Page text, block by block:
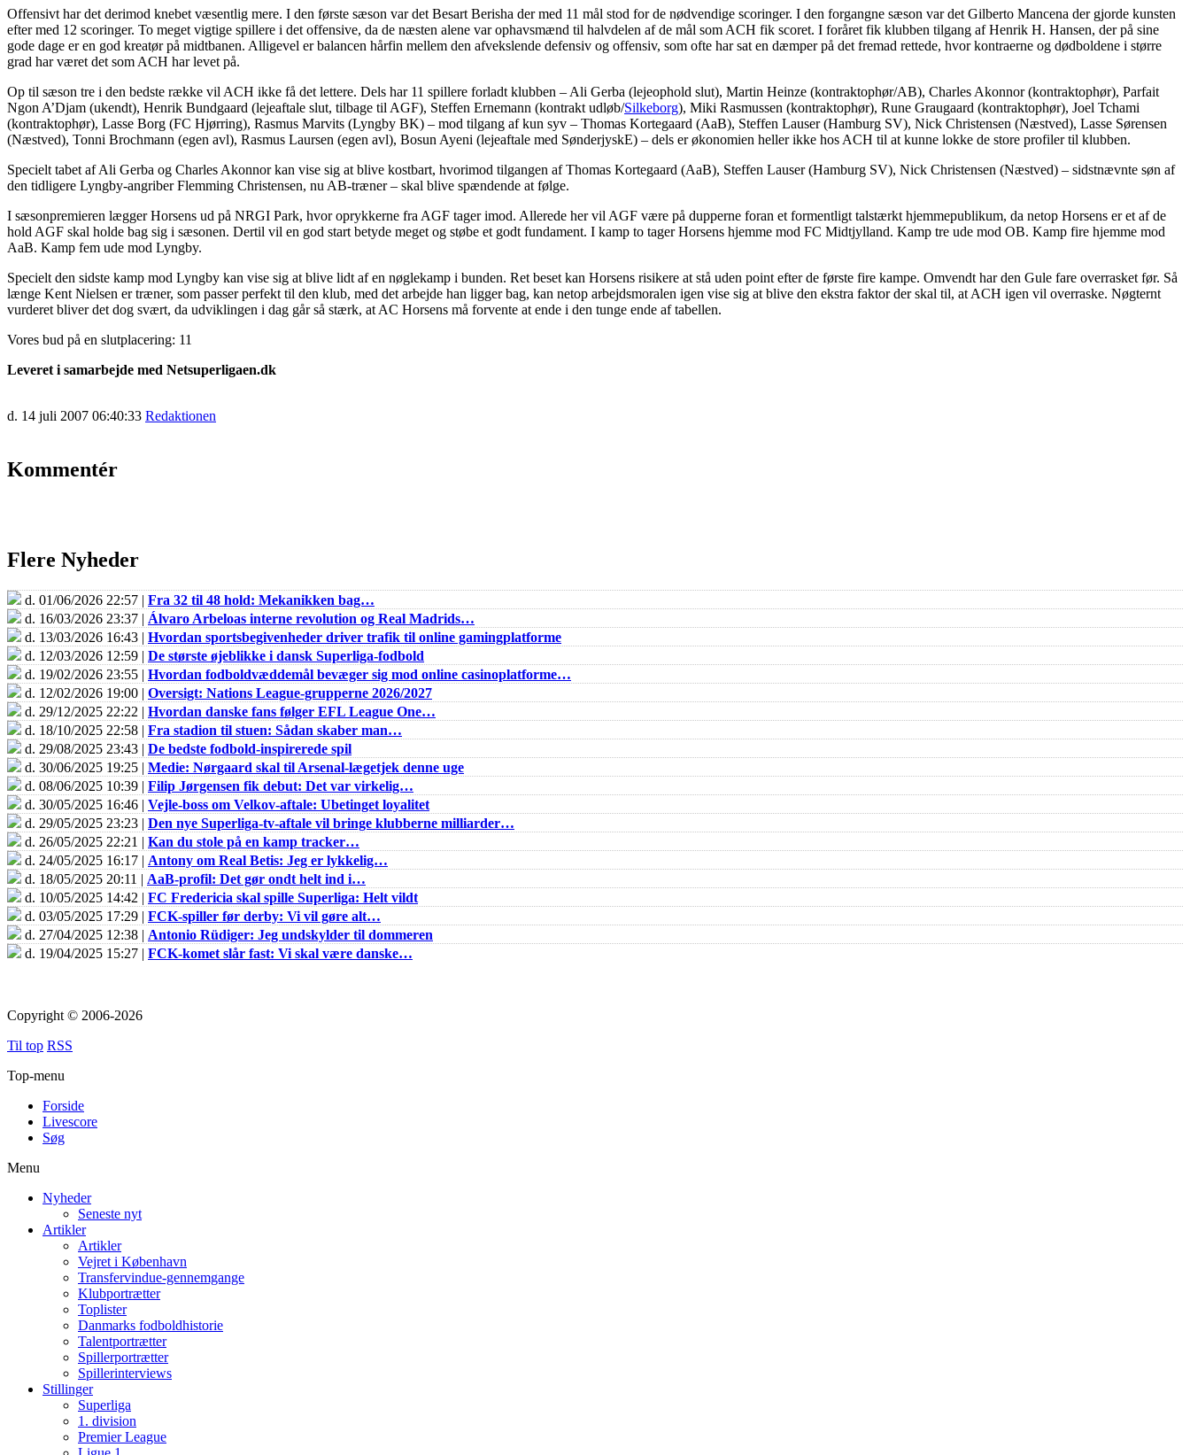
Offensivt har det derimod knebet væsentlig mere. I den første sæson var det Besart Berisha der med 11 mål stod for de nødvendige scoringer. I den forgangne sæson var det Gilberto Mancena der gjorde kunsten
efter med 12 scoringer. To meget vigtige spillere i det offensive, da de næsten alene var ophavsmænd til halvdelen af de mål som ACH fik scoret. I foråret fik klubben tilgang af Henrik H. Hansen, der på sine
gode dage er en god kreatør på midtbanen. Alligevel er balancen hårfin mellem den afvekslende defensiv og offensiv, som ofte har sat en dæmper på det fremad rettede, hvor kontraerne og dødboldene i større
grad har været det som ACH har levet på.
Op til sæson tre i den bedste række vil ACH ikke få det lettere. Dels har 11 spillere forladt klubben – Ali Gerba (lejeophold slut), Martin Heinze (kontraktophør/AB), Charles Akonnor (kontraktophør), Parfait
Ngon A’Djam (ukendt), Henrik Bundgaard (lejeaftale slut, tilbage til AGF), Steffen Ernemann (kontrakt udløb/Silkeborg), Miki Rasmussen (kontraktophør), Rune Graugaard (kontraktophør), Joel Tchami
(kontraktophør), Lasse Borg (FC Hjørring), Rasmus Marvits (Lyngby BK) – mod tilgang af kun syv – Thomas Kortegaard (AaB), Steffen Lauser (Hamburg SV), Nick Christensen (Næstved), Lasse Sørensen
(Næstved), Tonni Brochmann (egen avl), Rasmus Laursen (egen avl), Bosun Ayeni (lejeaftale med SønderjyskE) – dels er økonomien heller ikke hos ACH til at kunne lokke de store profiler til klubben.
Specielt tabet af Ali Gerba og Charles Akonnor kan vise sig at blive kostbart, hvorimod tilgangen af Thomas Kortegaard (AaB), Steffen Lauser (Hamburg SV), Nick Christensen (Næstved) – sidstnævnte søn af
den tidligere Lyngby-angriber Flemming Christensen, nu AB-træner – skal blive spændende at følge.
I sæsonpremieren lægger Horsens ud på NRGI Park, hvor oprykkerne fra AGF tager imod. Allerede her vil AGF være på dupperne foran et formentligt talstærkt hjemmepublikum, da netop Horsens er et af de
hold AGF skal holde bag sig i sæsonen. Dertil vil en god start betyde meget og støbe et godt fundament. I kamp to tager Horsens hjemme mod FC Midtjylland. Kamp tre ude mod OB. Kamp fire hjemme mod
AaB. Kamp fem ude mod Lyngby.
Specielt den sidste kamp mod Lyngby kan vise sig at blive lidt af en nøglekamp i bunden. Ret beset kan Horsens risikere at stå uden point efter de første fire kampe. Omvendt har den Gule fare overrasket før. Så
længe Kent Nielsen er træner, som passer perfekt til den klub, med det arbejde han ligger bag, kan netop arbejdsmoralen igen vise sig at blive den ekstra faktor der skal til, at ACH igen vil overraske. Nøgternt
vurderet bliver det dog svært, da udviklingen i dag går så stærk, at AC Horsens må forvente at ende i den tunge ende af tabellen.
Vores bud på en slutplacering: 11
Leveret i samarbejde med Netsuperligaen.dk
d. 14 juli 2007 06:40:33 Redaktionen
Kommentér
Flere Nyheder
d. 01/06/2026 22:57 | Fra 32 til 48 hold: Mekanikken bag…
d. 16/03/2026 23:37 | Álvaro Arbeloas interne revolution og Real Madrids…
d. 13/03/2026 16:43 | Hvordan sportsbegivenheder driver trafik til online gamingplatforme
d. 12/03/2026 12:59 | De største øjeblikke i dansk Superliga-fodbold
d. 19/02/2026 23:55 | Hvordan fodboldvæddemål bevæger sig mod online casinoplatforme…
d. 12/02/2026 19:00 | Oversigt: Nations League-grupperne 2026/2027
d. 29/12/2025 22:22 | Hvordan danske fans følger EFL League One…
d. 18/10/2025 22:58 | Fra stadion til stuen: Sådan skaber man…
d. 29/08/2025 23:43 | De bedste fodbold-inspirerede spil
d. 30/06/2025 19:25 | Medie: Nørgaard skal til Arsenal-lægetjek denne uge
d. 08/06/2025 10:39 | Filip Jørgensen fik debut: Det var virkelig…
d. 30/05/2025 16:46 | Vejle-boss om Velkov-aftale: Ubetinget loyalitet
d. 29/05/2025 23:23 | Den nye Superliga-tv-aftale vil bringe klubberne milliarder…
d. 26/05/2025 22:21 | Kan du stole på en kamp tracker…
d. 24/05/2025 16:17 | Antony om Real Betis: Jeg er lykkelig…
d. 18/05/2025 20:11 | AaB-profil: Det gør ondt helt ind i…
d. 10/05/2025 14:42 | FC Fredericia skal spille Superliga: Helt vildt
d. 03/05/2025 17:29 | FCK-spiller før derby: Vi vil gøre alt…
d. 27/04/2025 12:38 | Antonio Rüdiger: Jeg undskylder til dommeren
d. 19/04/2025 15:27 | FCK-komet slår fast: Vi skal være danske…
Copyright © 2006-2026
Til top RSS
Top-menu
Forside
Livescore
Søg
Menu
Nyheder
Seneste nyt
Artikler
Artikler
Vejret i København
Transfervindue-gennemgange
Klubportrætter
Toplister
Danmarks fodboldhistorie
Talentportrætter
Spillerportrætter
Spillerinterviews
Stillinger
Superliga
1. division
Premier League